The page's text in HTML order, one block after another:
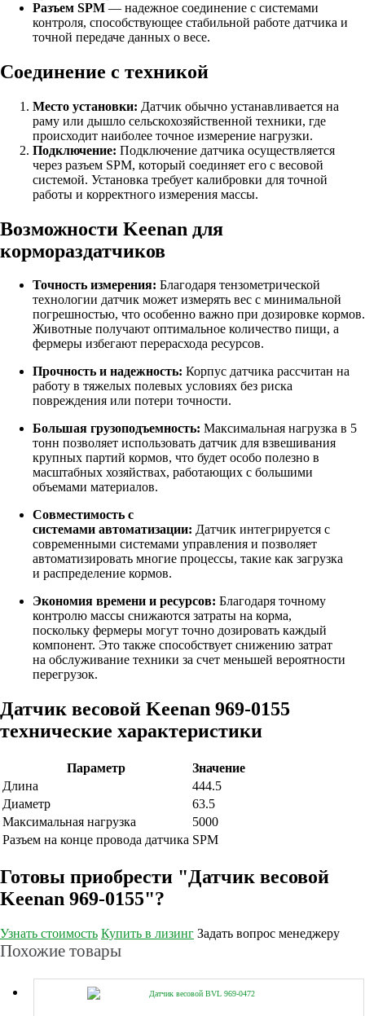
Разъем SPM — надежное соединение с системами
контроля, способствующее стабильной работе датчика и
точной передаче данных о весе.
Соединение с техникой
Место установки: Датчик обычно устанавливается на
раму или дышло сельскохозяйственной техники, где
происходит наиболее точное измерение нагрузки.
Подключение: Подключение датчика осуществляется
через разъем SPM, который соединяет его с весовой
системой. Установка требует калибровки для точной
работы и корректного измерения массы.
Возможности Keenan для
кормораздатчиков
Точность измерения: Благодаря тензометрической
технологии датчик может измерять вес с минимальной
погрешностью, что особенно важно при дозировке кормов.
Животные получают оптимальное количество пищи, а
фермеры избегают перерасхода ресурсов.
Прочность и надежность: Корпус датчика рассчитан на
работу в тяжелых полевых условиях без риска
повреждения или потери точности.
Большая грузоподъемность: Максимальная нагрузка в 5
тонн позволяет использовать датчик для взвешивания
крупных партий кормов, что будет особо полезно в
масштабных хозяйствах, работающих с большими
объемами материалов.
Совместимость с
системами автоматизации: Датчик интегрируется с
современными системами управления и позволяет
автоматизировать многие процессы, такие как загрузка
и распределение кормов.
Экономия времени и ресурсов: Благодаря точному
контролю массы снижаются затраты на корма,
поскольку фермеры могут точно дозировать каждый
компонент. Это также способствует снижению затрат
на обслуживание техники за счет меньшей вероятности
перегрузок.
Датчик весовой Keenan 969-0155
технические характеристики
Параметр
Значение
Длина
444.5
Диаметр
63.5
Максимальная нагрузка
5000
Разъем на конце провода датчика SPM
Готовы приобрести "Датчик весовой
Keenan 969-0155"?
Узнать стоимость Купить в лизинг Задать вопрос менеджеру
Похожие товары
Датчик весовой BVL 969-0472